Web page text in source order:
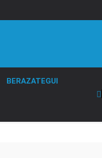
BERAZATEGUI